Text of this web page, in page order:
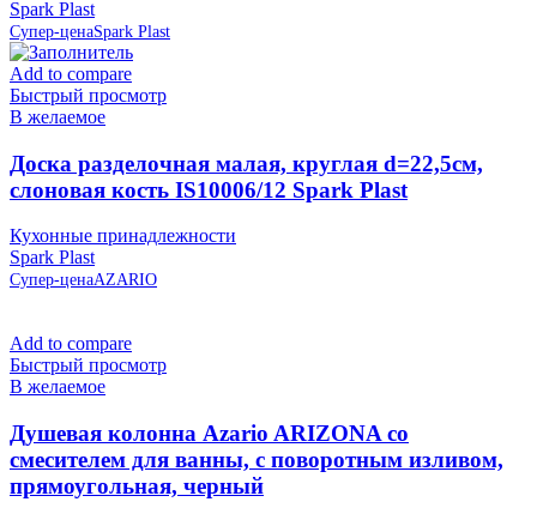
Spark Plast
Супер-ценаSpark Plast
Add to compare
Быстрый просмотр
В желаемое
Доска разделочная малая, круглая d=22,5см,
слоновая кость IS10006/12 Spark Plast
Кухонные принадлежности
Spark Plast
Супер-ценаAZARIO
Add to compare
Быстрый просмотр
В желаемое
Душевая колонна Azario ARIZONA со
смесителем для ванны, с поворотным изливом,
прямоугольная, черный